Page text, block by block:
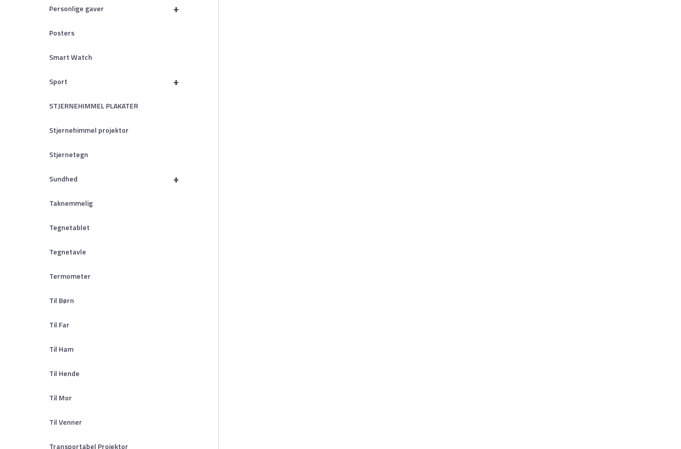
+
Personlige gaver
Posters
Smart Watch
+
Sport
STJERNEHIMMEL PLAKATER
Stjernehimmel projektor
Stjernetegn
+
Sundhed
Taknemmelig
Tegnetablet
Tegnetavle
Termometer
Til Børn
Til Far
Til Ham
Til Hende
Til Mor
Til Venner
Transportabel Projektor